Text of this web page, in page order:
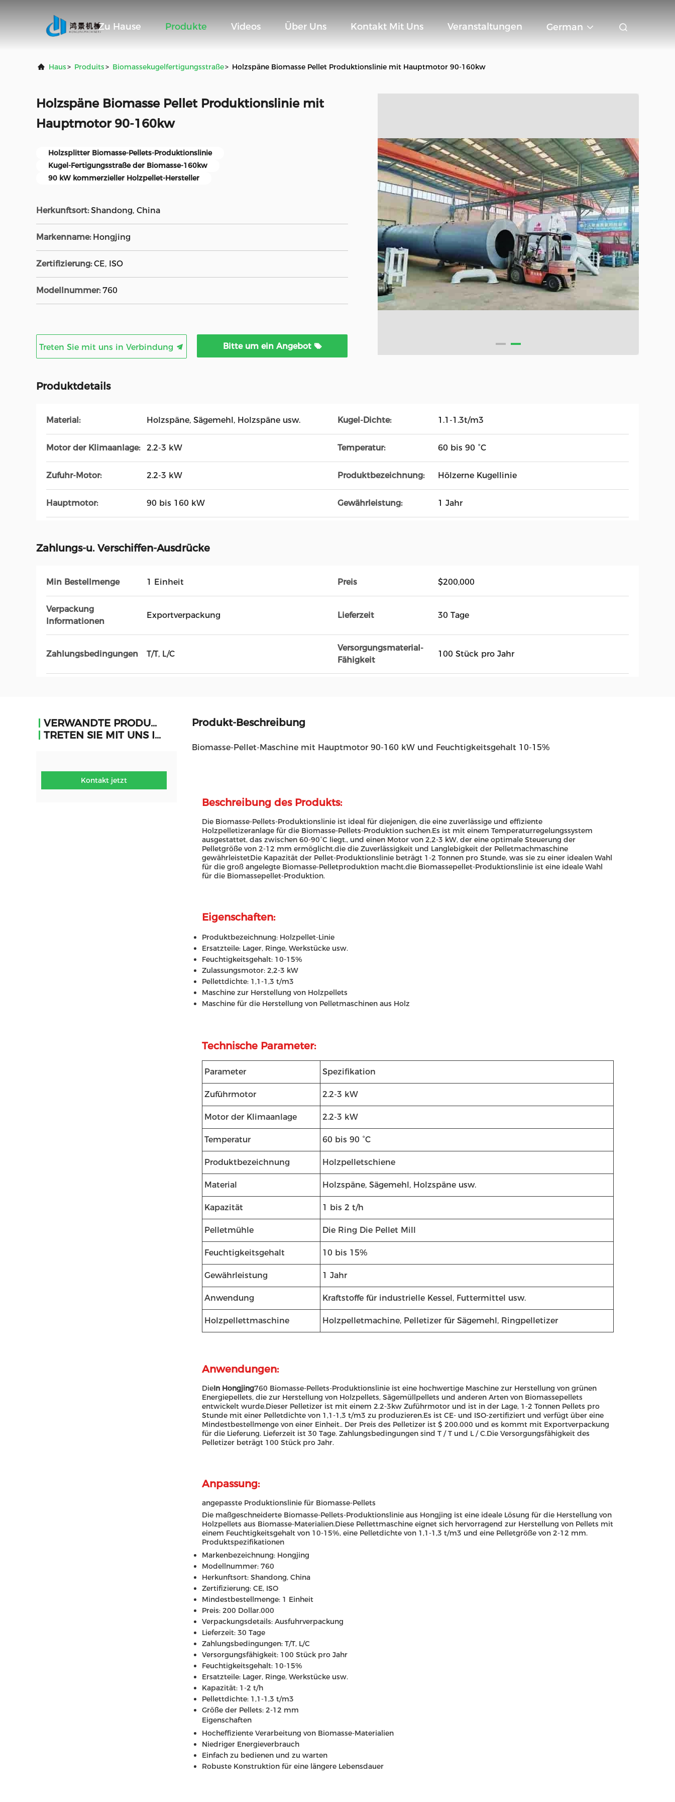
Zu Hause Produkte Videos Über Uns Kontakt Mit Uns Veranstaltungen German
Haus> Produits> Biomassekugelfertigungsstraße> Holzspäne Biomasse Pellet Produktionslinie mit Hauptmotor 90-160kw
Holzspäne Biomasse Pellet Produktionslinie mit
Hauptmotor 90-160kw
Holzsplitter Biomasse-Pellets-Produktionslinie
Kugel-Fertigungsstraße der Biomasse-160kw
90 kW kommerzieller Holzpellet-Hersteller
Herkunftsort: Shandong, China
Markenname: Hongjing
Zertifizierung: CE, ISO
Modellnummer: 760
Treten Sie mit uns in Verbindung Bitte um ein Angebot
Produktdetails
Material: Holzspäne, Sägemehl, Holzspäne usw. Kugel-Dichte: 1.1-1.3t/m3
Motor der Klimaanlage: 2.2-3 kW Temperatur: 60 bis 90 °C
Zufuhr-Motor: 2.2-3 kW Produktbezeichnung: Hölzerne Kugellinie
Hauptmotor: 90 bis 160 kW Gewährleistung: 1 Jahr
Zahlungs-u. Verschiffen-Ausdrücke
Min Bestellmenge 1 Einheit Preis $200,000
Verpackung
Informationen
Exportverpackung Lieferzeit 30 Tage
Zahlungsbedingungen T/T, L/C
Versorgungsmaterial-
Fähigkeit
100 Stück pro Jahr
VERWANDTE PRODUKTE
TRETEN SIE MIT UNS IN VERBINDUNG
Kontakt jetzt
Produkt-Beschreibung
Biomasse-Pellet-Maschine mit Hauptmotor 90-160 kW und Feuchtigkeitsgehalt 10-15%
Beschreibung des Produkts:
Die Biomasse-Pellets-Produktionslinie ist ideal für diejenigen, die eine zuverlässige und effiziente
Holzpelletizeranlage für die Biomasse-Pellets-Produktion suchen.Es ist mit einem Temperaturregelungssystem
ausgestattet, das zwischen 60-90°C liegt., und einen Motor von 2,2-3 kW, der eine optimale Steuerung der
Pelletgröße von 2-12 mm ermöglicht.die die Zuverlässigkeit und Langlebigkeit der Pelletmachmaschine
gewährleistetDie Kapazität der Pellet-Produktionslinie beträgt 1-2 Tonnen pro Stunde, was sie zu einer idealen Wahl
für die groß angelegte Biomasse-Pelletproduktion macht.die Biomassepellet-Produktionslinie ist eine ideale Wahl
für die Biomassepellet-Produktion.
Eigenschaften:
Produktbezeichnung: Holzpellet-Linie
Ersatzteile: Lager, Ringe, Werkstücke usw.
Feuchtigkeitsgehalt: 10-15%
Zulassungsmotor: 2,2-3 kW
Pellettdichte: 1,1-1,3 t/m3
Maschine zur Herstellung von Holzpellets
Maschine für die Herstellung von Pelletmaschinen aus Holz
Technische Parameter:
Parameter Spezifikation
Zuführmotor 2.2-3 kW
Motor der Klimaanlage 2.2-3 kW
Temperatur 60 bis 90 °C
Produktbezeichnung Holzpelletschiene
Material Holzspäne, Sägemehl, Holzspäne usw.
Kapazität 1 bis 2 t/h
Pelletmühle Die Ring Die Pellet Mill
Feuchtigkeitsgehalt 10 bis 15%
Gewährleistung 1 Jahr
Anwendung Kraftstoffe für industrielle Kessel, Futtermittel usw.
Holzpellettmaschine Holzpelletmachine, Pelletizer für Sägemehl, Ringpelletizer
Anwendungen:
DieIn Hongjing760 Biomasse-Pellets-Produktionslinie ist eine hochwertige Maschine zur Herstellung von grünen
Energiepellets, die zur Herstellung von Holzpellets, Sägemüllpellets und anderen Arten von Biomassepellets
entwickelt wurde.Dieser Pelletizer ist mit einem 2.2-3kw Zuführmotor und ist in der Lage, 1-2 Tonnen Pellets pro
Stunde mit einer Pelletdichte von 1,1-1,3 t/m3 zu produzieren.Es ist CE- und ISO-zertifiziert und verfügt über eine
Mindestbestellmenge von einer Einheit.. Der Preis des Pelletizer ist $ 200.000 und es kommt mit Exportverpackung
für die Lieferung. Lieferzeit ist 30 Tage. Zahlungsbedingungen sind T / T und L / C.Die Versorgungsfähigkeit des
Pelletizer beträgt 100 Stück pro Jahr.
Anpassung:
angepasste Produktionslinie für Biomasse-Pellets
Die maßgeschneiderte Biomasse-Pellets-Produktionslinie aus Hongjing ist eine ideale Lösung für die Herstellung von
Holzpellets aus Biomasse-Materialien.Diese Pellettmaschine eignet sich hervorragend zur Herstellung von Pellets mit
einem Feuchtigkeitsgehalt von 10-15%, eine Pelletdichte von 1,1-1,3 t/m3 und eine Pelletgröße von 2-12 mm.
Produktspezifikationen
Markenbezeichnung: Hongjing
Modellnummer: 760
Herkunftsort: Shandong, China
Zertifizierung: CE, ISO
Mindestbestellmenge: 1 Einheit
Preis: 200 Dollar.000
Verpackungsdetails: Ausfuhrverpackung
Lieferzeit: 30 Tage
Zahlungsbedingungen: T/T, L/C
Versorgungsfähigkeit: 100 Stück pro Jahr
Feuchtigkeitsgehalt: 10-15%
Ersatzteile: Lager, Ringe, Werkstücke usw.
Kapazität: 1-2 t/h
Pellettdichte: 1,1-1,3 t/m3
Größe der Pellets: 2-12 mm
Eigenschaften
Hocheffiziente Verarbeitung von Biomasse-Materialien
Niedriger Energieverbrauch
Einfach zu bedienen und zu warten
Robuste Konstruktion für eine längere Lebensdauer